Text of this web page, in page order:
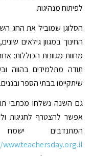
לפיתוח מנהיגות.
הסלוגן שמוביל את החג
החינוך במגוון גילאים
מחוות מגוונות הכוללות:
תודה מתלמידים בהווה
שיתקיימו בבתי הספר ובגנים.
גם השנה נשלחו מכתבי
אפשר להצטרף לחגיגות
המתנדבים